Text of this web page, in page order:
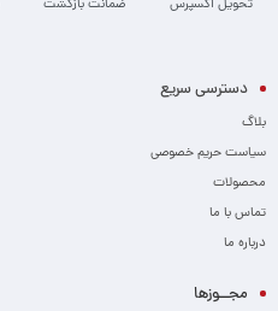
تحویل اکسپرس ضمانت بازگشت
دسترسی سریع
بلاگ
سیاست حریم خصوصی
محصولات
تماس با ما
درباره ما
مجــوزها